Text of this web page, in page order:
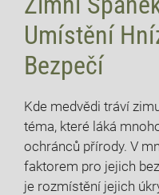
Umístění
Bezpečí
Kde medvědi tráví
téma, které láká
ochránců ‍přírody. V
faktorem pro jejich
je‍ rozmístění jejich